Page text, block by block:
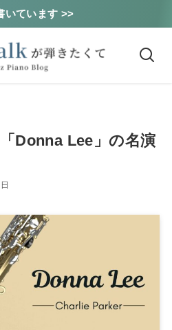
いています >>
Donna Lee」の名演